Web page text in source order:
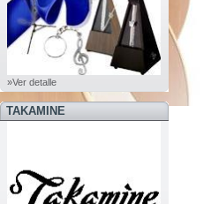
»Ver detalle
TAKAMINE